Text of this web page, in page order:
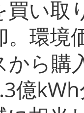
い取
。環境
から購
億